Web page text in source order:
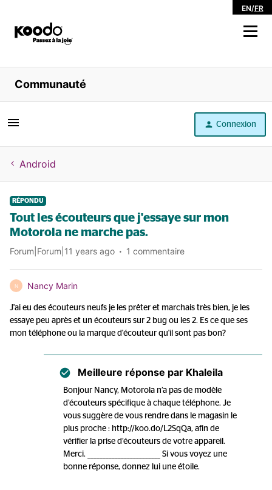
EN/FR
Magasiner
Libre service
Aide
Communauté
Connexion
Android
RÉPONDU
Tout les écouteurs que j'essaye sur mon
Motorola ne marche pas.
Forum|Forum|11 years ago 1 commentaire
N Nancy Marin
J'ai eu des écouteurs neufs je les prêter et marchais très bien, je les
essaye peu après et un écouteurs sur 2 bug ou les 2. Es ce que ses
mon téléphone ou la marque d'écouteur qu'il sont pas bon?
Meilleure réponse par Khaleila
Bonjour Nancy, Motorola n’a pas de modèle
d’écouteurs spécifique à chaque téléphone. Je
vous suggère de vous rendre dans le magasin le
plus proche : http://koo.do/L2SqQa, afin de
vérifier la prise d’écouteurs de votre appareil.
Merci. ________________________ Si vous voyez une
bonne réponse, donnez lui une étoile.